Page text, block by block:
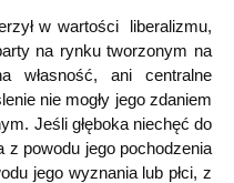
w wartości liberalizmu,
na rynku tworzonym na
własność, ani centralne
nie mogły jego zdaniem
Jeśli głęboka niechęć do
z powodu jego pochodzenia
jego wyznania lub płci, z